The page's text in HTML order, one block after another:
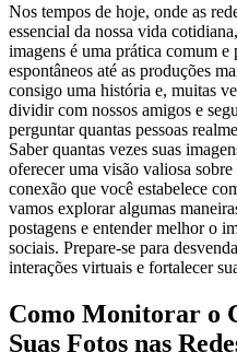
Nos tempos⁣ de hoje,‌ onde as
essencial‌ da nossa vida
imagens é uma prática comum e
espontâneos até as produções
consigo uma história e,‌ muitas
dividir com nossos amigos‍ e
perguntar ⁣quantas ⁢pessoas‍
Saber quantas vezes suas⁤
oferecer⁢ uma⁢ visão valiosa
conexão que você estabelece
vamos explorar‍ algumas
postagens e‌ entender melhor o
sociais. Prepare-se para
interações virtuais e fortalecer
Como Monitorar⁢ o
Suas Fotos nas